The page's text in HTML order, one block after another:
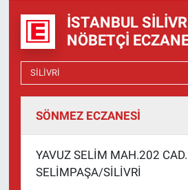
İSTANBUL
NÖBETÇI
SÖNMEZ ECZANESİ
YAVUZ SELİM MAH.202
SELİMPAŞA/SİLİVRİ